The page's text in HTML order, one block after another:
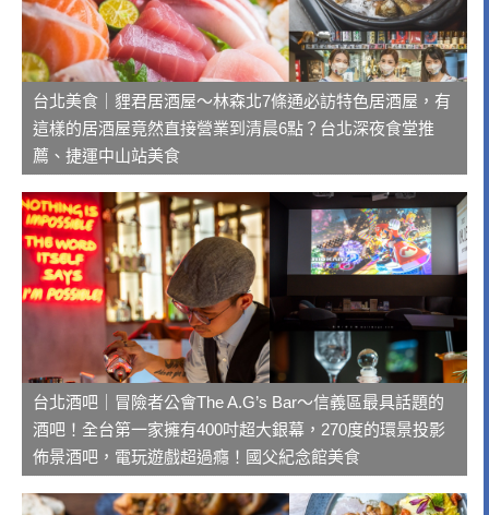
台北美食｜貍君居酒屋～林森北7條通必訪特色居酒屋，有
這樣的居酒屋竟然直接營業到清晨6點？台北深夜食堂推
薦、捷運中山站美食
台北酒吧｜冒險者公會The A.G’s Bar～信義區最具話題的
酒吧！全台第一家擁有400吋超大銀幕，270度的環景投影
佈景酒吧，電玩遊戲超過癮！國父紀念館美食